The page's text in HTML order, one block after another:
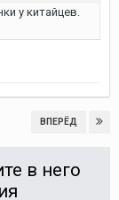
у китайцев.
ВПЕРЁД
в него